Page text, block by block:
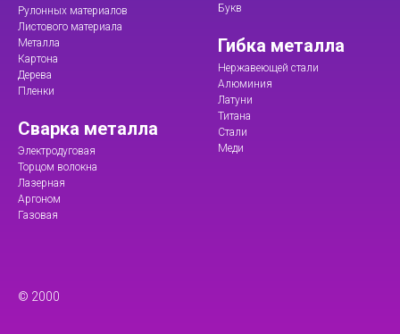
Рулонных материалов
Листового материала
Металла
Картона
Дерева
Пленки
Сварка металла
Электродуговая
Торцом волокна
Лазерная
Аргоном
Газовая
© 2000
Букв
Гибка металла
Нержавеющей стали
Алюминия
Латуни
Титана
Стали
Меди